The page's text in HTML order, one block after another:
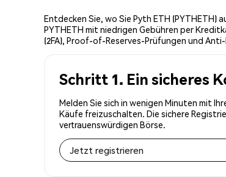
Entdecken Sie, wo Sie Pyth ETH
PYTHETH mit niedrigen Gebühren per
(2FA), Proof-of-Reserves-Prüfungen und
Schritt 1. Ein sicheres
Melden Sie sich in wenigen Minuten mit
Käufe freizuschalten. Die sichere
vertrauenswürdigen Börse.
Jetzt registrieren